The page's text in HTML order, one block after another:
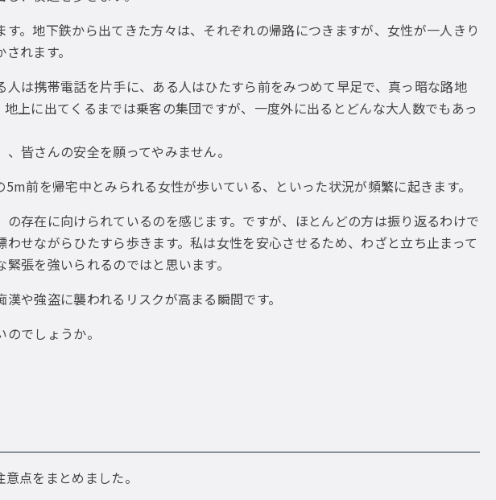
。地下鉄から出てきた方々は、それぞれの帰路につきますが、女性が一人きり
れます。
は携帯電話を片手に、ある人はひたすら前をみつめて早足で、真っ暗な路地
上に出てくるまでは乗客の集団ですが、一度外に出るとどんな大人数でもあっ
皆さんの安全を願ってやみません。
前を帰宅中とみられる女性が歩いている、といった状況が頻繁に起きます。
存在に向けられているのを感じます。ですが、ほとんどの方は振り返るわけで
せながらひたすら歩きます。私は女性を安心させるため、わざと立ち止まって
張を強いられるのではと思います。
や強盗に襲われるリスクが高まる瞬間です。
でしょうか。
点をまとめました。